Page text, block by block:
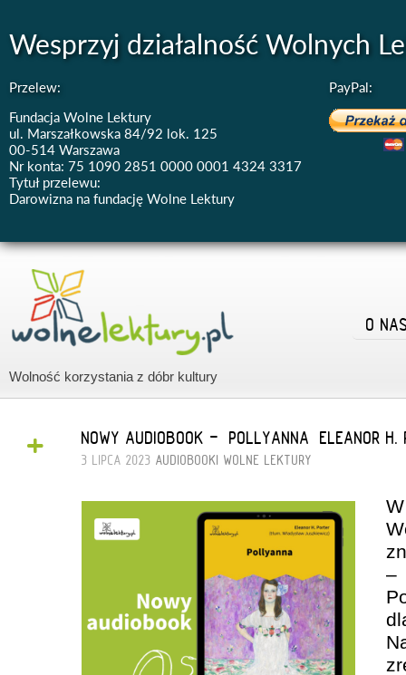
Wesprzyj działalność Wolnych
Przelew:
Fundacja Wolne Lektury
ul. Marszałkowska 84/92 lok. 125
00-514 Warszawa
Nr konta: 75 1090 2851 0000 0001 4324 3317
Tytuł przelewu:
Darowizna na fundację Wolne Lektury
PayPal:
Wolność korzystania z dóbr kultury
O
+ NOWY AUDIOBOOK - „POLLYANNA” ELEANOR H.
3 LIPCA 2023 AUDIOBOOKI WOLNE LEKTURY